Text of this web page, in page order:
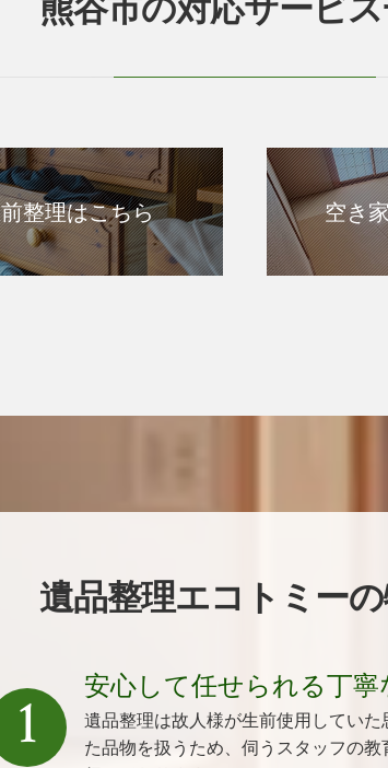
熊谷市の対応サービ
整理はこちら 空き
遺品整理エコトミー
安心して任せられる丁寧
遺品整理は故人様が生前使用していた
た品物を扱うため、伺うスタッフの教
1